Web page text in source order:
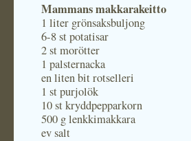
Mammans makkarakeitto
1 liter grönsaksbuljong
6-8 st potatisar
2 st morötter
1 palsternacka
en liten bit rotselleri
1 st purjolök
10 st kryddpepparkorn
500 g lenkkimakkara
ev salt